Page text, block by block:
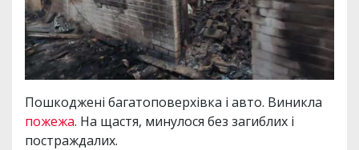
Пошкоджені багатоповерхівка і авто. Виникла
пожежа. На щастя, минулося без загиблих і
постраждалих.